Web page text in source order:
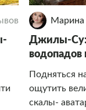
Марина
Джилы-Су:
водопадов
Подняться
ощутить
скалы-